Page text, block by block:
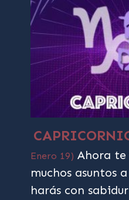
Enero 19) Ahora te
muchos asuntos
harás con